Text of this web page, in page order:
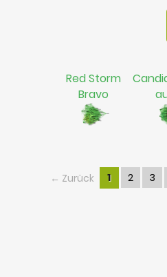
Red Storm
Bravo
← Zurück 1 2 3